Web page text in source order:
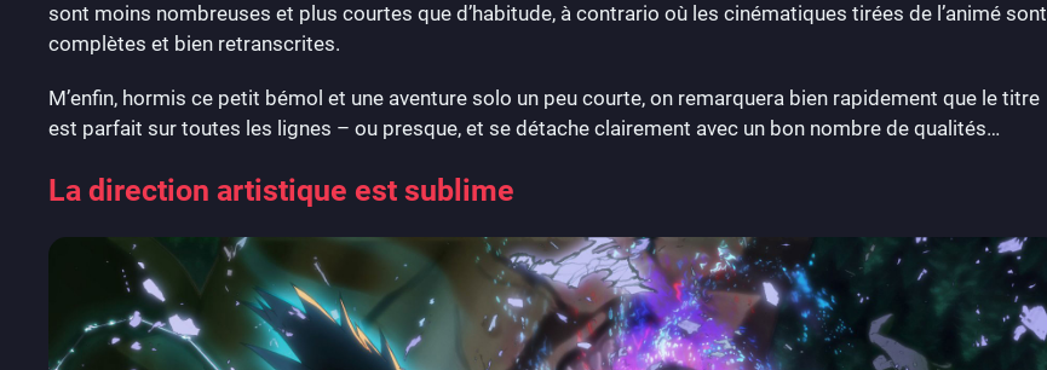
sont moins nombreuses et plus courtes que d’habitude, à contrario où les cinématiques tirées de l’animé sont
complètes et bien retranscrites.
M’enfin, hormis ce petit bémol et une aventure solo un peu courte, on remarquera bien rapidement que le titre
est parfait sur toutes les lignes – ou presque, et se détache clairement avec un bon nombre de qualités…
La direction artistique est sublime